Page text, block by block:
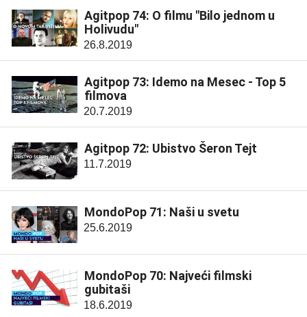
Agitpop 74: O filmu "Bilo jednom u
Holivudu"
26.8.2019
Agitpop 73: Idemo na Mesec - Top 5
filmova
20.7.2019
Agitpop 72: Ubistvo Šeron Tejt
11.7.2019
MondoPop 71: Naši u svetu
25.6.2019
MondoPop 70: Najveći filmski
gubitaši
18.6.2019